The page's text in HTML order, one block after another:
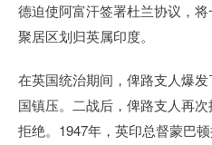
德迫使阿富汗签署杜兰协议，
聚居区划归英属印度。
在英国统治期间，俾路支人爆
国镇压。二战后，俾路支人再
拒绝。1947年，英印总督蒙巴